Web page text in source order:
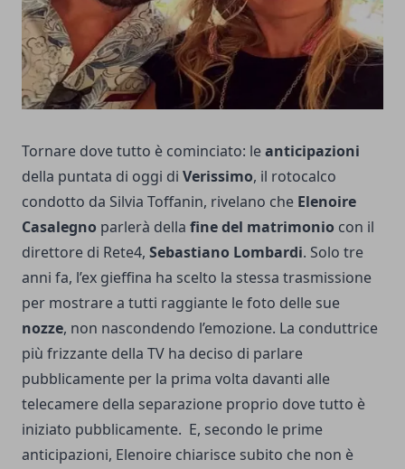
Tornare dove tutto è cominciato: leanticipazioni
della puntata di oggi di Verissimo, il rotocalco
condotto da Silvia Toffanin, rivelano che Elenoire
Casalegno parlerà della fine del matrimonio con il
direttore di Rete4, Sebastiano Lombardi. Solo tre
anni fa, l’ex gieffina ha scelto la stessa trasmissione
per mostrare a tutti raggiante le foto delle sue
nozze, non nascondendo l’emozione. La conduttrice
più frizzante della TV ha deciso di parlare
pubblicamente per la prima volta davanti alle
telecamere della separazione proprio dove tutto è
iniziato pubblicamente. E, secondo le prime
anticipazioni, Elenoire chiarisce subito che non è